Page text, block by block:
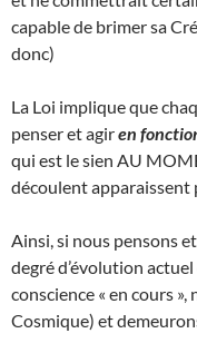
capable de brimer sa
donc)
La Loi implique que
penser et agiren
qui est le sien AU
découlent apparaissent
Ainsi, si nous pensons
degré d’évolution
conscience « en cours
Cosmique) et